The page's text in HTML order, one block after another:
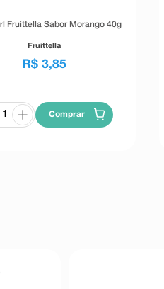
Fruittella Sabor Morango 40g
Fruittella
R$ 3,85
Comprar